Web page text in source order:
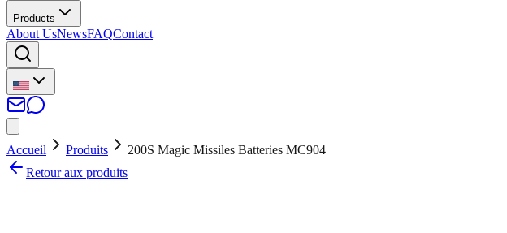
Products
About UsNewsFAQContact
Accueil Produits
200S Magic Missiles Batteries MC904
Retour aux produits